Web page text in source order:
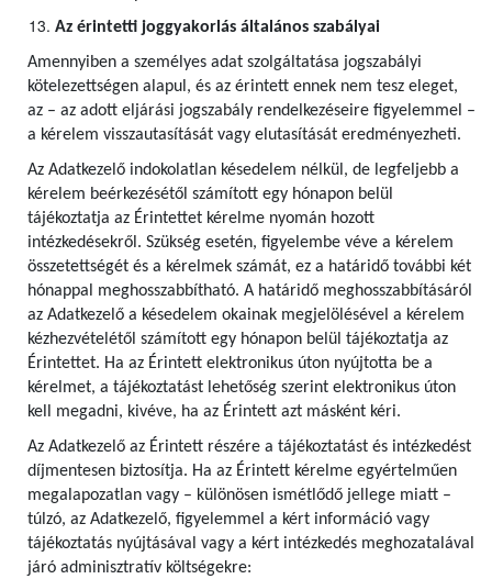
Az érintetti joggyakorlás általános szabályai
Amennyiben a személyes adat szolgáltatása jogszabályi
kötelezettségen alapul, és az érintett ennek nem tesz eleget,
az – az adott eljárási jogszabály rendelkezéseire figyelemmel –
a kérelem visszautasítását vagy elutasítását eredményezheti.
Az Adatkezelő indokolatlan késedelem nélkül, de legfeljebb a
kérelem beérkezésétől számított egy hónapon belül
tájékoztatja az Érintettet kérelme nyomán hozott
intézkedésekről. Szükség esetén, figyelembe véve a kérelem
összetettségét és a kérelmek számát, ez a határidő további két
hónappal meghosszabbítható. A határidő meghosszabbításáról
az Adatkezelő a késedelem okainak megjelölésével a kérelem
kézhezvételétől számított egy hónapon belül tájékoztatja az
Érintettet. Ha az Érintett elektronikus úton nyújtotta be a
kérelmet, a tájékoztatást lehetőség szerint elektronikus úton
kell megadni, kivéve, ha az Érintett azt másként kéri.
Az Adatkezelő az Érintett részére a tájékoztatást és intézkedést
díjmentesen biztosítja. Ha az Érintett kérelme egyértelműen
megalapozatlan vagy – különösen ismétlődő jellege miatt –
túlzó, az Adatkezelő, figyelemmel a kért információ vagy
tájékoztatás nyújtásával vagy a kért intézkedés meghozatalával
járó adminisztratív költségekre: